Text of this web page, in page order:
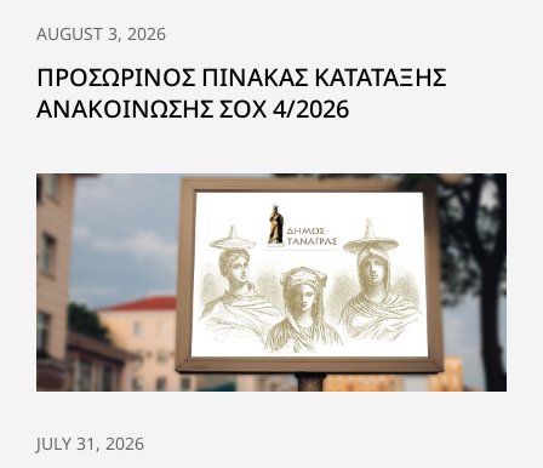
AUGUST 3, 2026
ΠΡΟΣΩΡΙΝΟΣ ΠΙΝΑΚΑΣ ΚΑΤΑΤΑΞΗΣ
ΑΝΑΚΟΙΝΩΣΗΣ ΣΟΧ 4/2026
JULY 31, 2026